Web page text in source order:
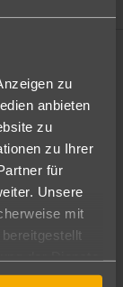
zu
anbieten
zu
zu Ihrer
für
Unsere
mit
Hotel